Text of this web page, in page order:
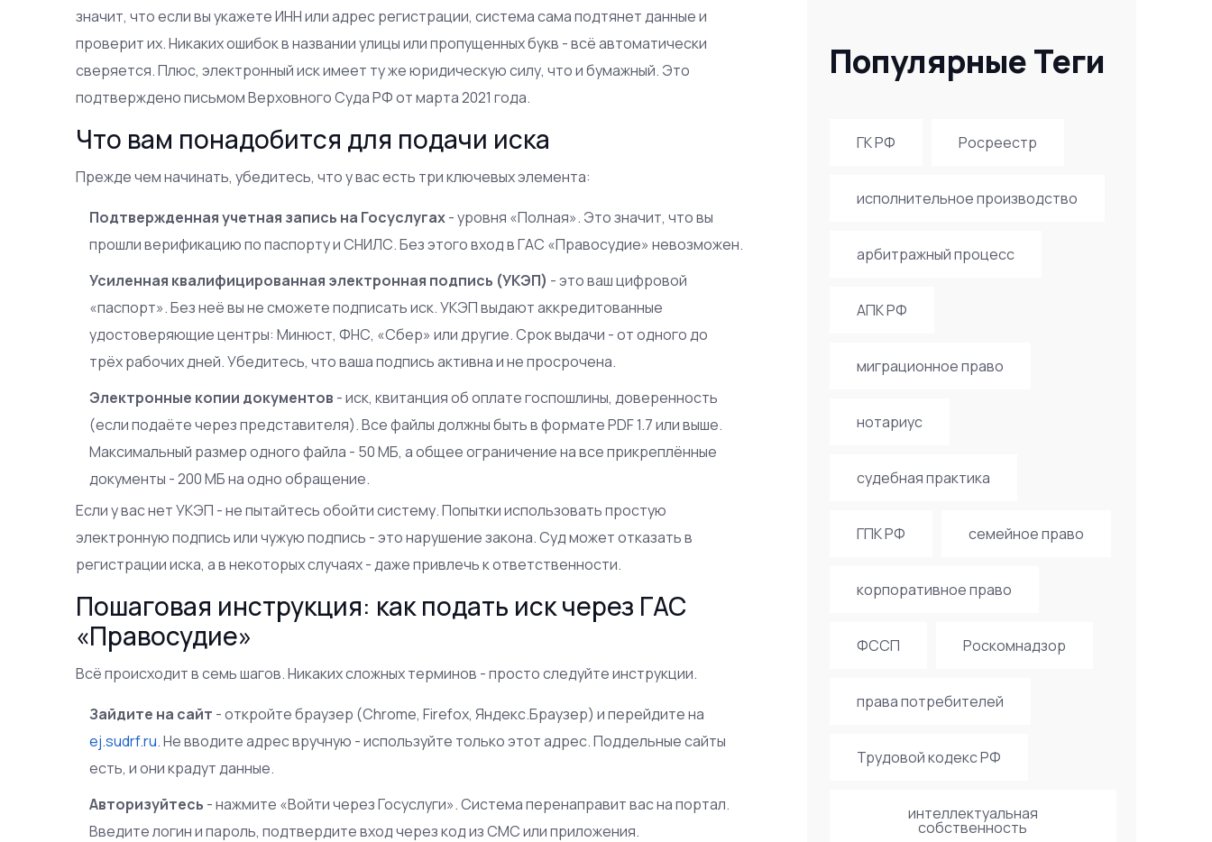
Популярные Теги
ГК РФ Росреестр
исполнительное производство
арбитражный процесс
АПК РФ
миграционное право
нотариус
судебная практика
ГПК РФ семейное право
корпоративное право
ФССП Роскомнадзор
права потребителей
Трудовой кодекс РФ
интеллектуальная
собственность
значит, что если вы укажете ИНН или адрес регистрации, система сама подтянет данные и
проверит их. Никаких ошибок в названии улицы или пропущенных букв - всё автоматически
сверяется. Плюс, электронный иск имеет ту же юридическую силу, что и бумажный. Это
подтверждено письмом Верховного Суда РФ от марта 2021 года.
Что вам понадобится для подачи иска
Прежде чем начинать, убедитесь, что у вас есть три ключевых элемента:
Подтвержденная учетная запись на Госуслугах- уровня «Полная». Это значит, что вы
прошли верификацию по паспорту и СНИЛС. Без этого вход в ГАС «Правосудие» невозможен.
Усиленная квалифицированная электронная подпись (УКЭП) - это ваш цифровой
«паспорт». Без неё вы не сможете подписать иск. УКЭП выдают аккредитованные
удостоверяющие центры: Минюст, ФНС, «Сбер» или другие. Срок выдачи - от одного до
трёх рабочих дней. Убедитесь, что ваша подпись активна и не просрочена.
Электронные копии документов - иск, квитанция об оплате госпошлины, доверенность
(если подаёте через представителя). Все файлы должны быть в формате PDF 1.7 или выше.
Максимальный размер одного файла - 50 МБ, а общее ограничение на все прикреплённые
документы - 200 МБ на одно обращение.
Если у вас нет УКЭП - не пытайтесь обойти систему. Попытки использовать простую
электронную подпись или чужую подпись - это нарушение закона. Суд может отказать в
регистрации иска, а в некоторых случаях - даже привлечь к ответственности.
Пошаговая инструкция: как подать иск через ГАС
«Правосудие»
Всё происходит в семь шагов. Никаких сложных терминов - просто следуйте инструкции.
Зайдите на сайт - откройте браузер (Chrome, Firefox, Яндекс.Браузер) и перейдите на
ej.sudrf.ru. Не вводите адрес вручную - используйте только этот адрес. Поддельные сайты
есть, и они крадут данные.
Авторизуйтесь - нажмите «Войти через Госуслуги». Система перенаправит вас на портал.
Введите логин и пароль, подтвердите вход через код из СМС или приложения.